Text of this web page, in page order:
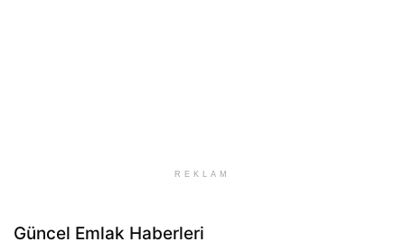
REKLAM
Güncel Emlak Haberleri